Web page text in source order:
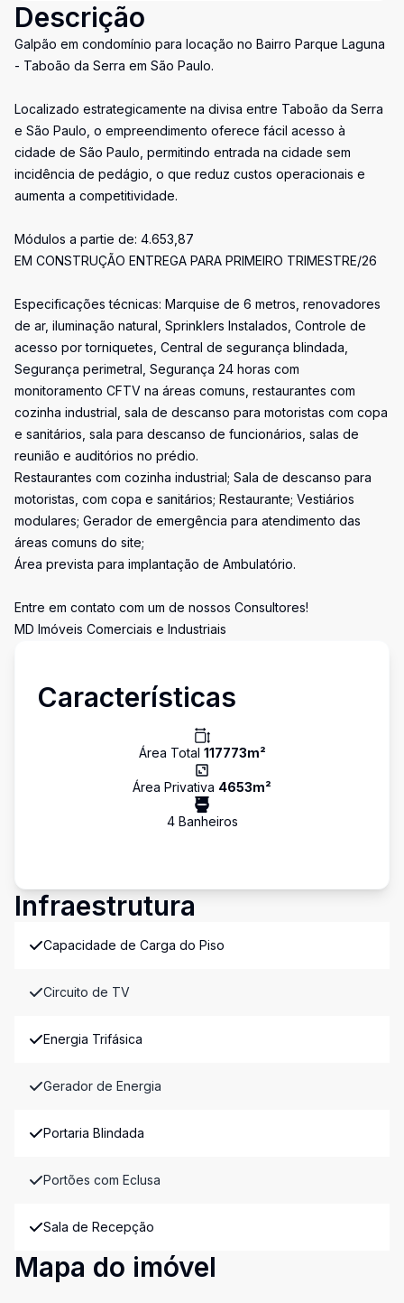
Descrição
Galpão em condomínio para locação no Bairro Parque Laguna
- Taboão da Serra em São Paulo.
Localizado estrategicamente na divisa entre Taboão da Serra
e São Paulo, o empreendimento oferece fácil acesso à
cidade de São Paulo, permitindo entrada na cidade sem
incidência de pedágio, o que reduz custos operacionais e
aumenta a competitividade.
Módulos a partie de: 4.653,87
EM CONSTRUÇÃO ENTREGA PARA PRIMEIRO TRIMESTRE/26
Especificações técnicas: Marquise de 6 metros, renovadores
de ar, iluminação natural, Sprinklers Instalados, Controle de
acesso por torniquetes, Central de segurança blindada,
Segurança perimetral, Segurança 24 horas com
monitoramento CFTV na áreas comuns, restaurantes com
cozinha industrial, sala de descanso para motoristas com copa
e sanitários, sala para descanso de funcionários, salas de
reunião e auditórios no prédio.
Restaurantes com cozinha industrial; Sala de descanso para
motoristas, com copa e sanitários; Restaurante; Vestiários
modulares; Gerador de emergência para atendimento das
áreas comuns do site;
Área prevista para implantação de Ambulatório.
Entre em contato com um de nossos Consultores!
MD Imóveis Comerciais e Industriais
Características
Área Total 117773m²
Área Privativa 4653m²
4Banheiros
Infraestrutura
Capacidade de Carga do Piso
Circuito de TV
Energia Trifásica
Gerador de Energia
Portaria Blindada
Portões com Eclusa
Sala de Recepção
Mapa do imóvel